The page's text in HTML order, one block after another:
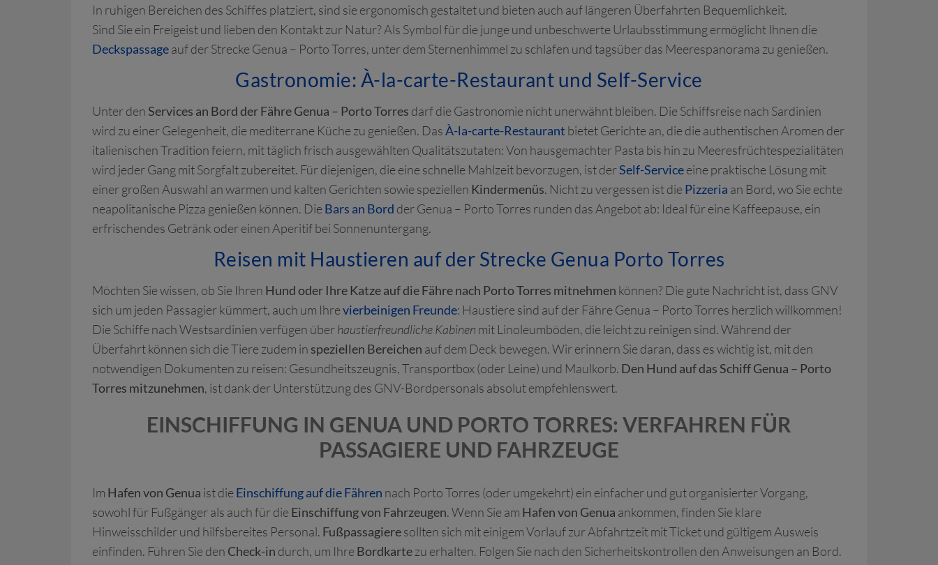
In ruhigen Bereichen des Schiffes platziert, sind sie ergonomisch gestaltet und bieten auch auf längeren Überfahrten Bequemlichkeit.
Sind Sie ein Freigeist und lieben den Kontakt zur Natur? Als Symbol für die junge und unbeschwerte Urlaubsstimmung ermöglicht Ihnen die
Deckspassageauf der Strecke Genua – Porto Torres, unter dem Sternenhimmel zu schlafen und tagsüber das Meerespanorama zu genießen.
Gastronomie: À-la-carte-Restaurant und Self-Service
Unter denServices an Bord der Fähre Genua – Porto Torres darf die Gastronomie nicht unerwähnt bleiben. Die Schiffsreise nach Sardinien
wird zu einer Gelegenheit, die mediterrane Küche zu genießen. DasÀ-la-carte-Restaurant bietet Gerichte an, die die authentischen Aromen der
italienischen Tradition feiern, mit täglich frisch ausgewählten Qualitätszutaten: Von hausgemachter Pasta bis hin zu Meeresfrüchtespezialitäten
wird jeder Gang mit Sorgfalt zubereitet. Für diejenigen, die eine schnelle Mahlzeit bevorzugen, ist derSelf-Serviceeine praktische Lösung mit
einer großen Auswahl an warmen und kalten Gerichten sowie speziellen Kindermenüs. Nicht zu vergessen ist diePizzeria an Bord, wo Sie echte
neapolitanische Pizza genießen können. DieBars an Bord der Genua – Porto Torres runden das Angebot ab: Ideal für eine Kaffeepause, ein
erfrischendes Getränk oder einen Aperitif bei Sonnenuntergang.
Reisen mit Haustieren auf der Strecke Genua Porto Torres
Möchten Sie wissen, ob Sie Ihren Hund oder Ihre Katze auf die Fähre nach Porto Torres mitnehmen können? Die gute Nachricht ist, dass GNV
sich um jeden Passagier kümmert, auch um Ihrevierbeinigen Freunde: Haustiere sind auf der Fähre Genua – Porto Torres herzlich willkommen!
Die Schiffe nach Westsardinien verfügen überhaustierfreundliche Kabinen mit Linoleumböden, die leicht zu reinigen sind. Während der
Überfahrt können sich die Tiere zudem in speziellen Bereichen auf dem Deck bewegen. Wir erinnern Sie daran, dass es wichtig ist, mit den
notwendigen Dokumenten zu reisen: Gesundheitszeugnis, Transportbox (oder Leine) und Maulkorb. Den Hund auf das Schiff Genua – Porto
Torres mitzunehmen, ist dank der Unterstützung des GNV-Bordpersonals absolut empfehlenswert.
EINSCHIFFUNG IN GENUA UND PORTO TORRES: VERFAHREN FÜR
PASSAGIERE UND FAHRZEUGE
Im Hafen von Genua ist dieEinschiffung auf die Fähren nach Porto Torres (oder umgekehrt) ein einfacher und gut organisierter Vorgang,
sowohl für Fußgänger als auch für dieEinschiffung von Fahrzeugen. Wenn Sie am Hafen von Genua ankommen, finden Sie klare
Hinweisschilder und hilfsbereites Personal. Fußpassagieresollten sich mit einigem Vorlauf zur Abfahrtzeit mit Ticket und gültigem Ausweis
einfinden. Führen Sie den Check-in durch, um IhreBordkartezu erhalten. Folgen Sie nach den Sicherheitskontrollen den Anweisungen an Bord.